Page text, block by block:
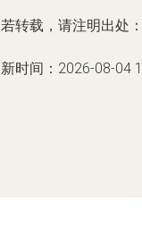
转载，请注明出处
时间：2026-08-04